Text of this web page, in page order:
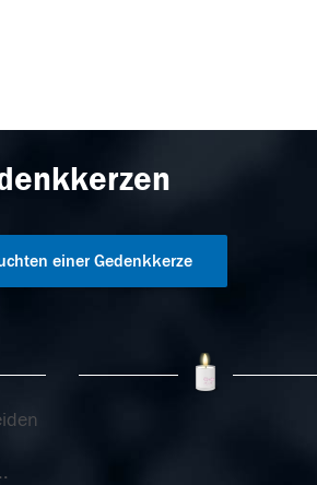
einer Gedenkkerze